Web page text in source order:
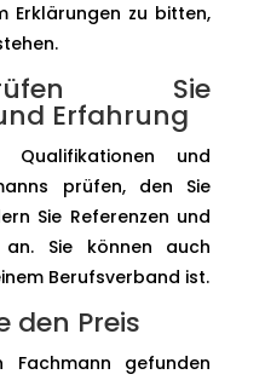
Erklärungen zu bitten,
Sie
Erfahrung
und
prüfen, den Sie
Sie Referenzen und
an. Sie können auch
Berufsverband ist.
den Preis
Fachmann gefunden